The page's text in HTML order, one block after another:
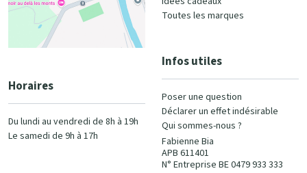
Horaires
Du lundi au vendredi de 8h à 19h
Le samedi de 9h à 17h
Toutes les marques
Infos utiles
Poser une question
Déclarer un effet indésirable
Qui sommes-nous ?
Fabienne Bia
APB 611401
N° Entreprise BE 0479 933 333